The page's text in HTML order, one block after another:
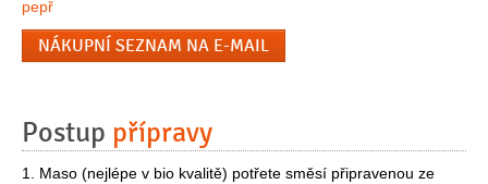
pepř
NÁKUPNÍ SEZNAM NA E-MAIL
Postup přípravy
1. Maso (nejlépe v bio kvalitě) potřete směsí připravenou ze